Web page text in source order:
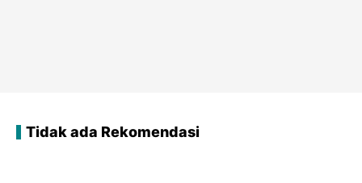
Tidak ada Rekomendasi